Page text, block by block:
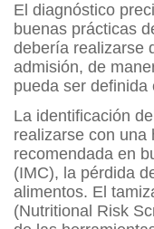
El diagnóstico
buenas prácticas
debería realizarse
admisión, de
pueda ser definida
La identificación
realizarse con una
recomendada en
(IMC), la pérdida
alimentos. El
(Nutritional Risk